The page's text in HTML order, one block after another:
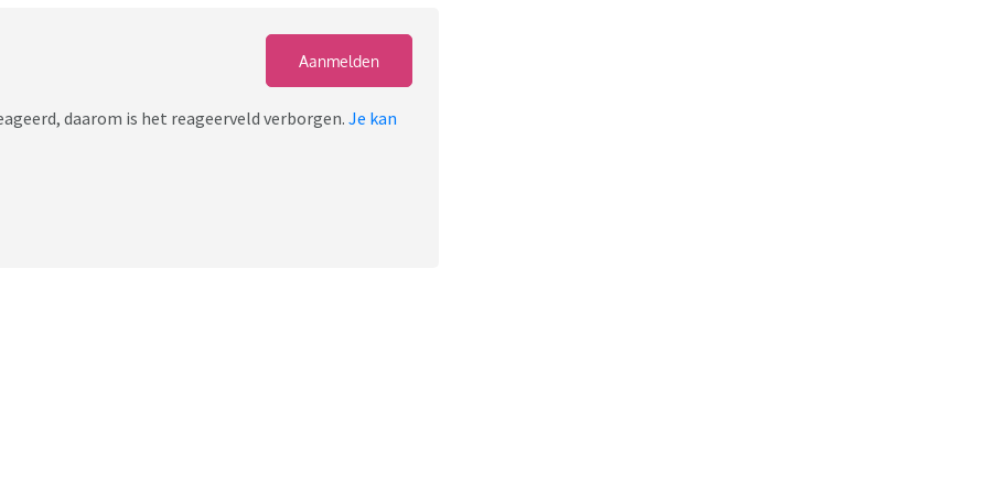
Aanmelden
daarom is het reageerveld verborgen. Je kan